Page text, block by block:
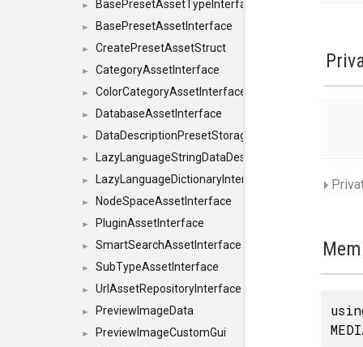
► BasePresetAssetTypeInterface
► BasePresetAssetInterface
► CreatePresetAssetStruct
► CategoryAssetInterface
► ColorCategoryAssetInterface
► DatabaseAssetInterface
► DataDescriptionPresetStorageInterface
►
► LazyLanguageDictionaryInterface
► NodeSpaceAssetInterface
► PluginAssetInterface
► SmartSearchAssetInterface
► SubTypeAssetInterface
► UrlAssetRepositoryInterface
► PreviewImageData
► PreviewImageCustomGui